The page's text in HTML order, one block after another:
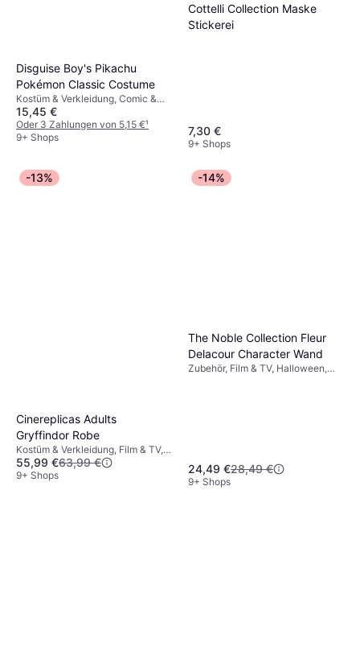
Disguise Boy's Pikachu
Pokémon Classic Costume
Kostüm & Verkleidung, Comic &
Animation, Film & TV, Spiel &
Spielzeug, Sonstige Filme & TV
15,45 €
Oder 3 Zahlungen von 5,15 €¹
9+ Shops
Cottelli Collection Maske
Stickerei
7,30 €
9+ Shops
-13%
Cinereplicas Adults
Gryffindor Robe
Kostüm & Verkleidung, Film & TV,
Halloween, Unisex, Hexe,
Zauberer Harry Potter
55,99 €63,99 €
9+ Shops
-14%
The Noble Collection Fleur
Delacour Character Wand
Zubehör, Film & TV, Halloween,
24,49 €28,49 €
9+ Shops